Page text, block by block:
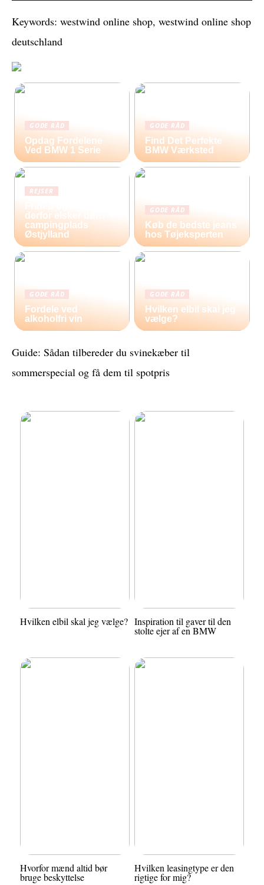
Keywords: westwind online shop, westwind online shop
deutschland
GODE RÅD
Opdag Fordelene
Ved BMW 1 Serie
GODE RÅD
Find Det Perfekte
BMW Værksted
REJSER
derfor elsker børn
campingplads
Østjylland
GODE RÅD
Køb de bedste jeans
hos Tøjeksperten
GODE RÅD
Fordele ved
alkoholfri vin
GODE RÅD
Hvilken elbil skal jeg
vælge?
Guide: Sådan tilbereder du svinekæber til
sommerspecial og få dem til spotpris
Hvilken elbil skal jeg vælge? Inspiration til gaver til den
stolte ejer af en BMW
Hvorfor mænd altid bør
bruge beskyttelse
Hvilken leasingtype er den
rigtige for mig?